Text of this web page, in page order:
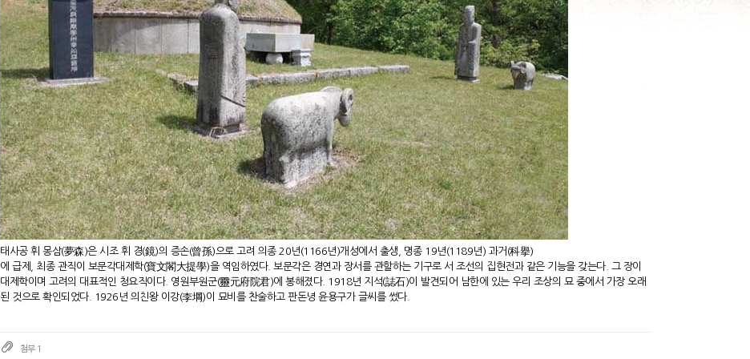
태사공 휘 몽삼(夢森)은 시조 휘 경(鏡)의 증손(曾孫)으로 고려 의종 20년(1166년)개성에서 출생, 명종 19년(1189년) 과거(科擧)
에 급제, 최종 관직이 보문각대제학(寶文閣大提學)을 역임하였다. 보문각은 경연과 장서를 관할하는 기구로 서 조선의 집현전과 같은 기능을 갖는다. 그 장이
대제학이며 고려의 대표적인 청요직이다. 영원부원군(靈元府院君)에 봉해졌다. 1918년 지석(誌石)이 발견되어 남한에 있는 우리 조상의 묘 중에서 가장 오래
된 것으로 확인되었다. 1926년 의친왕 이강(李堈)이 묘비를 찬술하고 판돈녕 윤용구가 글씨를 썼다.
첨부 1